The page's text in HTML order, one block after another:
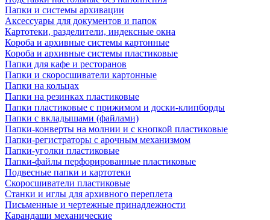
Папки и системы архивации
Аксессуары для документов и папок
Картотеки, разделители, индексные окна
Короба и архивные системы картонные
Короба и архивные системы пластиковые
Папки для кафе и ресторанов
Папки и скоросшиватели картонные
Папки на кольцах
Папки на резинках пластиковые
Папки пластиковые с прижимом и доски-клипборды
Папки с вкладышами (файлами)
Папки-конверты на молнии и с кнопкой пластиковые
Папки-регистраторы с арочным механизмом
Папки-уголки пластиковые
Папки-файлы перфорированные пластиковые
Подвесные папки и картотеки
Скоросшиватели пластиковые
Станки и иглы для архивного переплета
Письменные и чертежные принадлежности
Карандаши механические